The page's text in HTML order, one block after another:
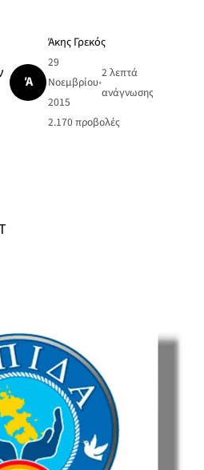
Ά
Άκης Γρεκός
29
Νοεμβρίου
2015
•
2 λεπτά
ανάγνωσης
2.170προβολές